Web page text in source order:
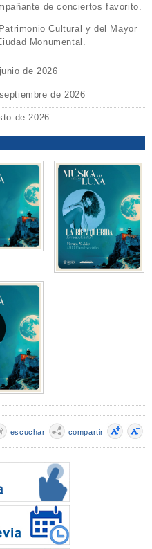
de conciertos favorito.
Cultural y del Mayor
Monumental.
de 2026
de 2026
de 2026
compartir
escuchar